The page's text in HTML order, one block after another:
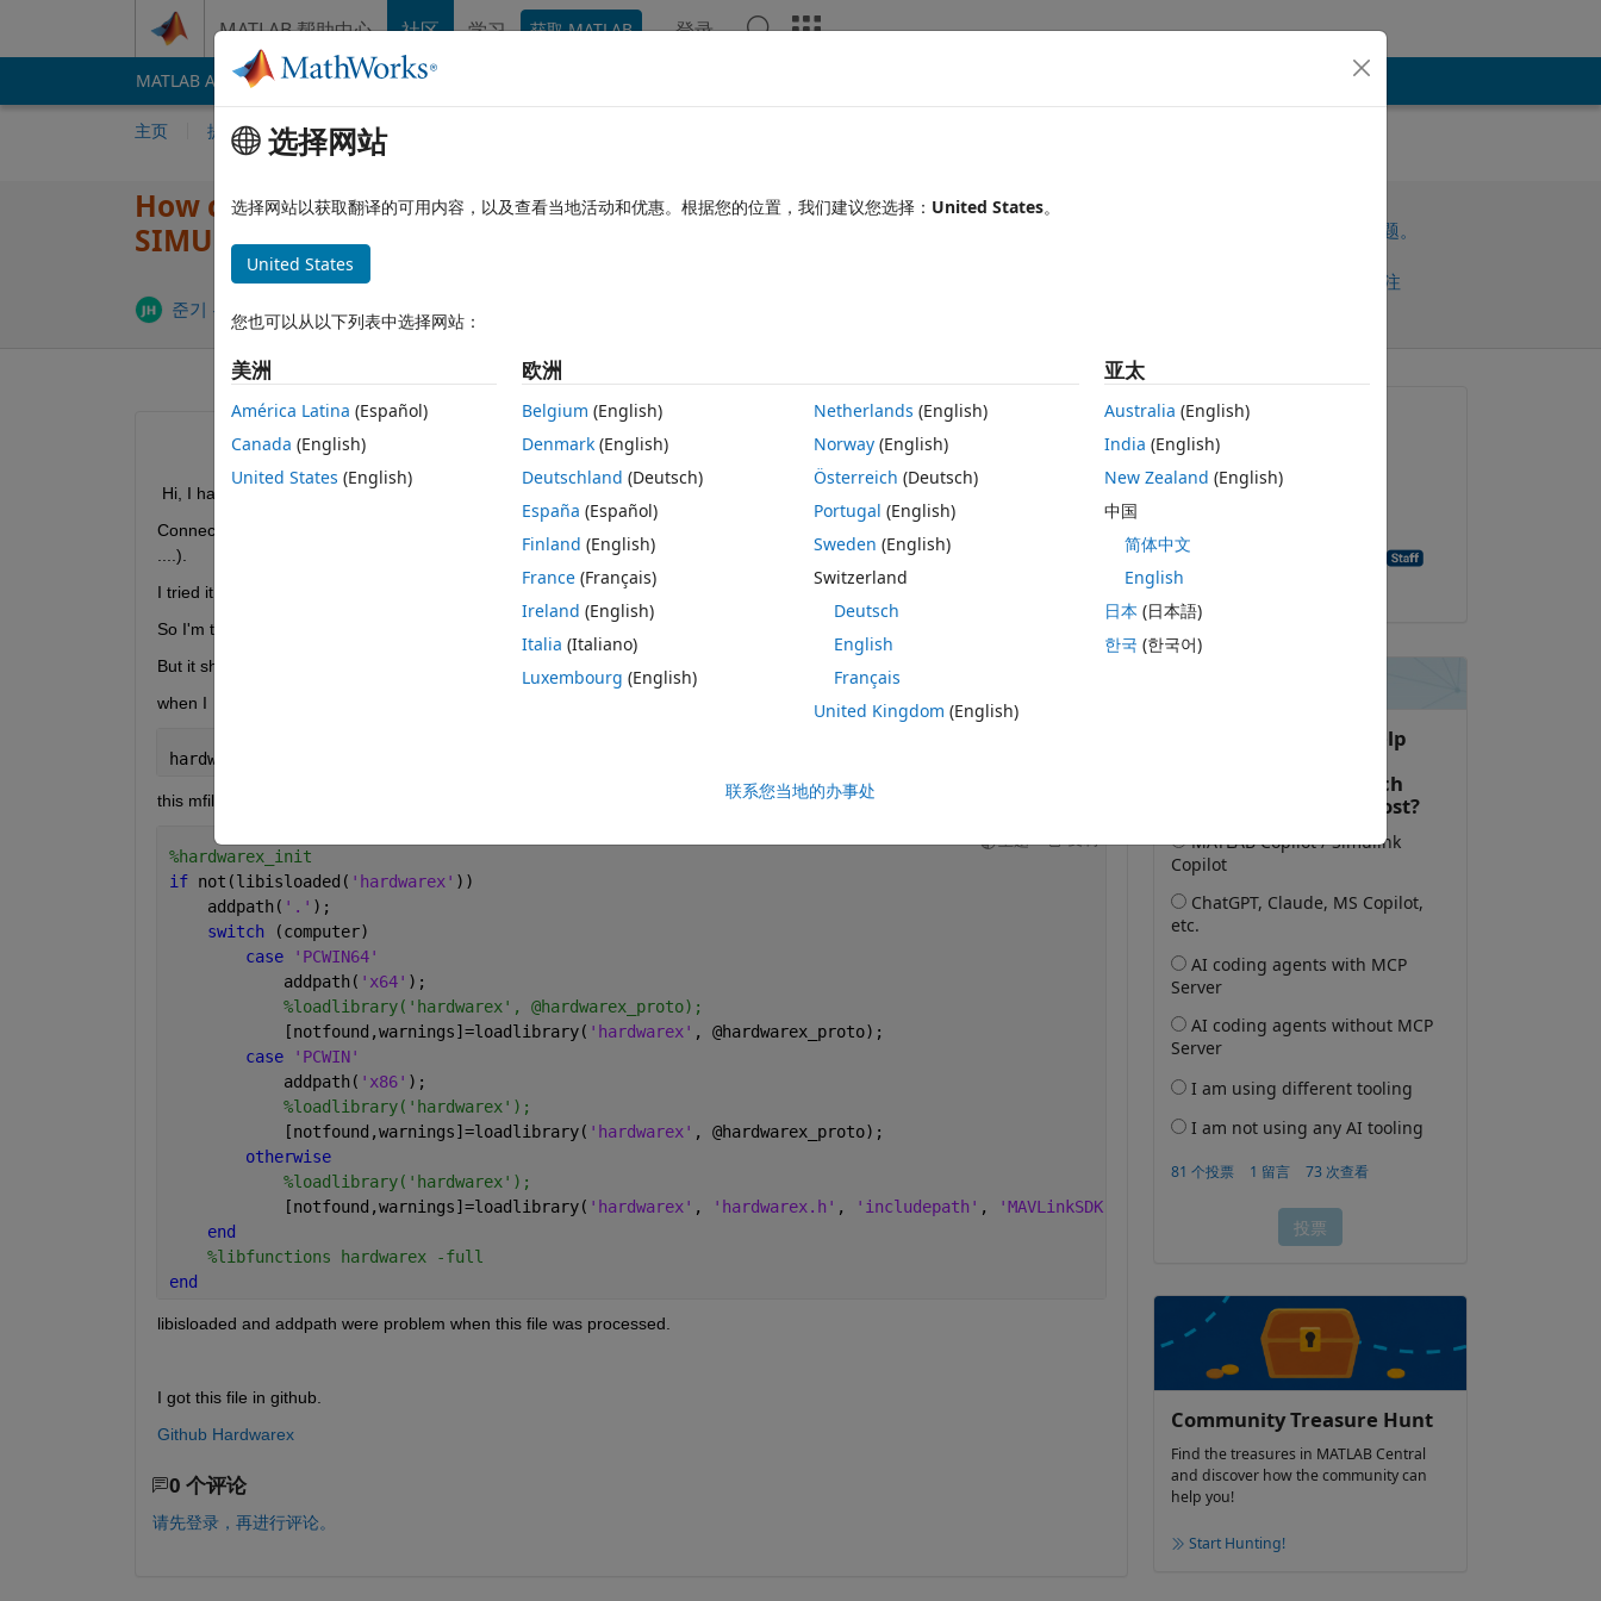
MATLAB 帮助中心 社区 学习 获取 MATLAB 登录
MATLAB Answers File Exchange
主页 提问 回答 浏览
How can i use ' libisloaded() ' function and ' addpath' function in
SIMULINK?
준기 홍 2021 2 26 1 个回答 更新时间：2021 3 11
请先登录，再回答此问题。
请先登录再关注
在 MATLAB Online 中打开
Hi, I have a project using RPLIDAR A1M8, Dynamixel MX-64 and two motors with encoder to make 3D scan with 2D lidar.
Connectting and using  each thing was not that problem. and I made it act step by step (scan ->  turn lidar -> move -> scan
....).
I tried it to act parallel but I can't load library in parpool. It showed error.
So I'm trying to make it in Simulink. (I think it will be more convenient because motor PID file is simulink file.)
But it showed error too.
when I  use
hardwarex_init;
this mfile is
主题
%hardwarex_init
if not(libisloaded( 'hardwarex' ))
    addpath(
'.' );
switch
(computer)
case
'PCWIN64'
            addpath(
'x64' );
%loadlibrary('hardwarex', @hardwarex_proto);
            [notfound,warnings]=loadlibrary(
'hardwarex' , @hardwarex_proto);
case
'PCWIN'
            addpath(
'x86' );
%loadlibrary('hardwarex');
            [notfound,warnings]=loadlibrary(
'hardwarex' , @hardwarex_proto);
otherwise
%loadlibrary('hardwarex');
            [notfound,warnings]=loadlibrary(
'hardwarex' , 'hardwarex.h' , 'includepath' , 'MAVLinkSDK' '/usr/local/include'
end
%libfunctions hardwarex -full
end
libisloaded and addpath were problem when this file was processed.
I got this file in github.
Github Hardwarex
0 个评论
请先登录，再进行评论。
提问:
준기 홍
2021-2-26
2021-3-11
Community Treasure Hunt
Find the treasures in MATLAB Central
and discover how the community can
help you!
Start Hunting!
选择网站
选择网站以获取翻译的可用内容，以及查看当地活动和优惠。根据您的位置，我们建议您选择： United States。
United States
您也可以从以下列表中选择网站：
美洲
América Latina (Español)
Canada (English)
United States (English)
欧洲
Belgium (English)
Denmark (English)
Deutschland (Deutsch)
España (Español)
Finland (English)
France (Français)
Ireland (English)
Italia (Italiano)
Luxembourg (English)
Netherlands (English)
Norway(English)
Österreich (Deutsch)
Portugal (English)
Sweden (English)
Switzerland
Deutsch
English
Français
United Kingdom (English)
亚太
Australia (English)
India (English)
New Zealand (English)
中国
简体中文
English
日本 (日本語)
한국 (한국어)
联系您当地的办事处